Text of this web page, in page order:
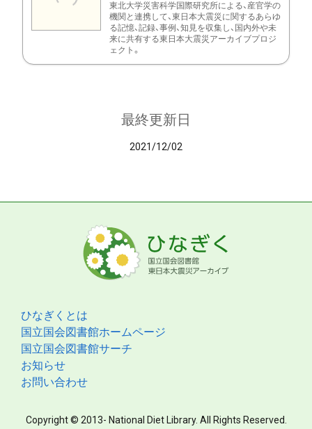
東北大学災害科学国際研究所による、産官学の
機関と連携して、東日本大震災に関するあらゆ
る記憶、記録、事例、知見を収集し、国内外や未
来に共有する東日本大震災アーカイブプロジ
ェクト。
最終更新日
2021/12/02
ひなぎくとは
国立国会図書館ホームページ
国立国会図書館サーチ
お知らせ
お問い合わせ
Copyright © 2013- National Diet Library. All Rights Reserved.